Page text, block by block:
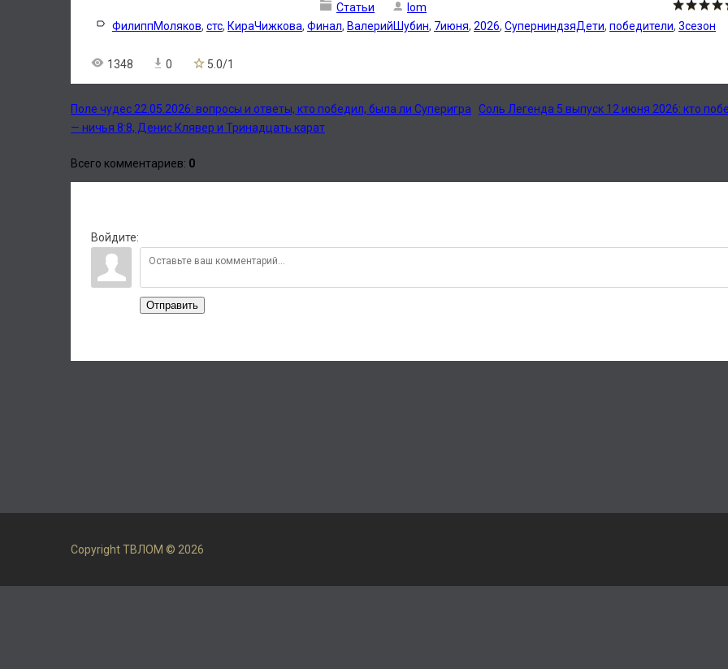
Статьи
lom
ФилиппМоляков, стс, КираЧижкова, Финал, ВалерийШубин, 7июня, 2026, СуперниндзяДети, победители, 3сезон
1348 0 5.0/1
Поле чудес 22.05.2026: вопросы и ответы, кто победил, была ли Суперигра
Соль Легенда 5 выпуск 12 июня 2026: кто
— ничья 8:8, Денис Клявер и Тринадцать карат
Всего комментариев: 0
Войдите:
Отправить
Copyright ТВЛОМ © 2026